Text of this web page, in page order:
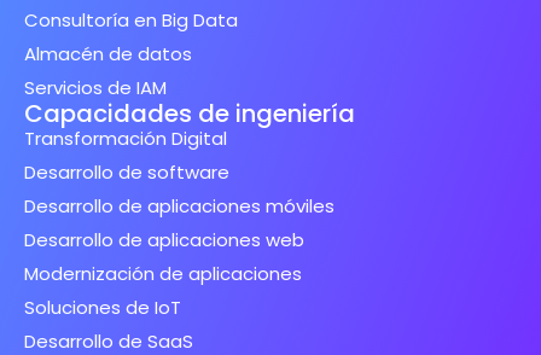
Consultoría en Big Data
Almacén de datos
Servicios de IAM
Capacidades de ingeniería
Transformación Digital
Desarrollo de software
Desarrollo de aplicaciones móviles
Desarrollo de aplicaciones web
Modernización de aplicaciones
Soluciones de IoT
Desarrollo de SaaS